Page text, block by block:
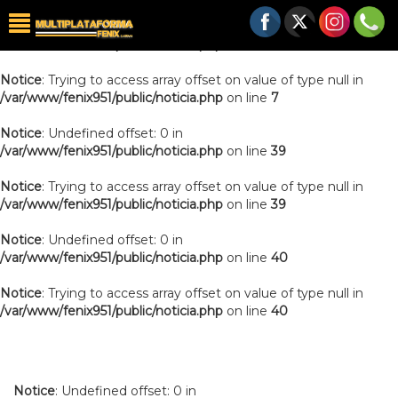
Notice: Undefined offset: 0 in
Notice: Trying to access array offset on value of type null in
/var/www/fenix951/public/noticia.php on line 7
Notice: Undefined offset: 0 in
/var/www/fenix951/public/noticia.php on line39
Notice: Trying to access array offset on value of type null in
/var/www/fenix951/public/noticia.php on line39
Notice: Undefined offset: 0 in
/var/www/fenix951/public/noticia.php on line 40
Notice: Trying to access array offset on value of type null in
/var/www/fenix951/public/noticia.php on line 40
Notice: Undefined offset: 0 in